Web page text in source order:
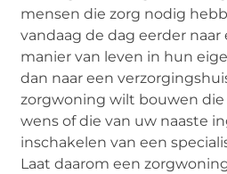
mensen die zorg nodig
vandaag de dag eerder
manier van leven in hun
dan naar een
zorgwoning wilt bouwen
wens of die van uw naaste
inschakelen van een
Laat daarom een